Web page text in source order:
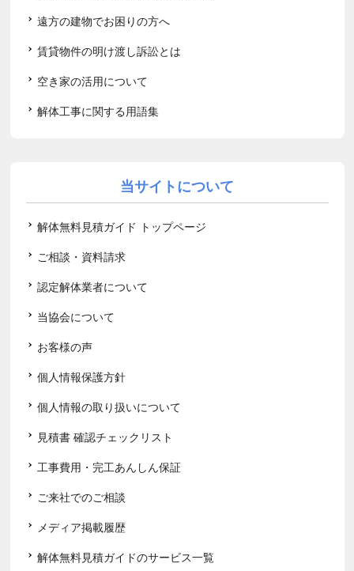
遠方の建物でお困りの方へ
賃貸物件の明け渡し訴訟とは
空き家の活用について
解体工事に関する用語集
当サイトについて
解体無料見積ガイド トップページ
ご相談・資料請求
認定解体業者について
当協会について
お客様の声
個人情報保護方針
個人情報の取り扱いについて
見積書 確認チェックリスト
工事費用・完工あんしん保証
ご来社でのご相談
メディア掲載履歴
解体無料見積ガイドのサービス一覧